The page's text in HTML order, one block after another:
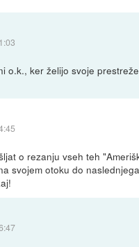
o.k., ker želijo svoje
o rezanju vseh teh
svojem otoku do